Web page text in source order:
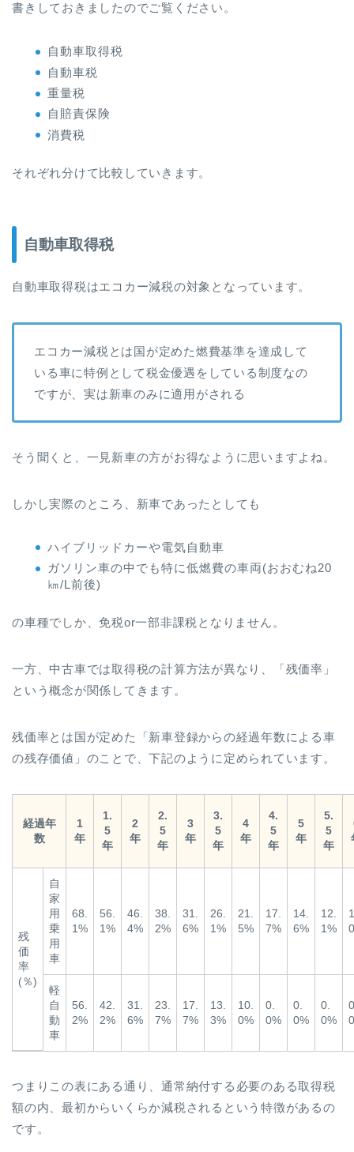
書きしておきましたのでご覧ください。
自動車取得税
自動車税
重量税
自賠責保険
消費税
それぞれ分けて比較していきます。
自動車取得税
自動車取得税はエコカー減税の対象となっています。
エコカー減税とは国が定めた燃費基準を達成して
いる車に特例として税金優遇をしている制度なの
ですが、実は新車のみに適用がされる
そう聞くと、一見新車の方がお得なように思いますよね。
しかし実際のところ、新車であったとしても
ハイブリッドカーや電気自動車
ガソリン車の中でも特に低燃費の車両(おおむね20
㎞/L前後)
の車種でしか、免税or一部非課税となりません。
一方、中古車では取得税の計算方法が異なり、「残価率」
という概念が関係してきます。
残価率とは国が定めた「新車登録からの経過年数による車
の残存価値」のことで、下記のように定められています。
経過年
数
1
年
1.
5
年
2
年
2.
5
年
3
年
3.
5
年
4
年
4.
5
年
5
年
5.
5
年
残
価
率
(％)
自
家
用
乗
用
車
68.
1%
56.
1%
46.
4%
38.
2%
31.
6%
26.
1%
21.
5%
17.
7%
14.
6%
12.
1%
軽
自
動
車
56.
2%
42.
2%
31.
6%
23.
7%
17.
7%
13.
3%
10.
0%
0.
0%
0.
0%
0.
0%
つまりこの表にある通り、通常納付する必要のある取得税
額の内、最初からいくらか減税されるという特徴があるの
です。